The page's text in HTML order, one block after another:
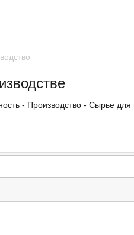
- Производство - Сырье